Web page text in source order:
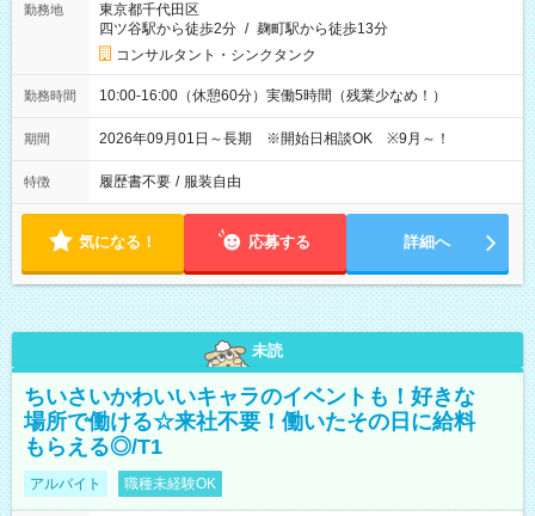
勤務地
東京都千代田区
四ツ谷駅から徒歩2分 / 麹町駅から徒歩13分
コンサルタント・シンクタンク
勤務時間 10:00-16:00（休憩60分）実働5時間（残業少なめ！）
期間 2026年09月01日～長期 ※開始日相談OK ※9月～！
特徴 履歴書不要 / 服装自由
気になる！ 応募する 詳細へ
未読
ちいさいかわいいキャラのイベントも！好きな
場所で働ける☆来社不要！働いたその日に給料
もらえる◎/T1
アルバイト 職種未経験OK